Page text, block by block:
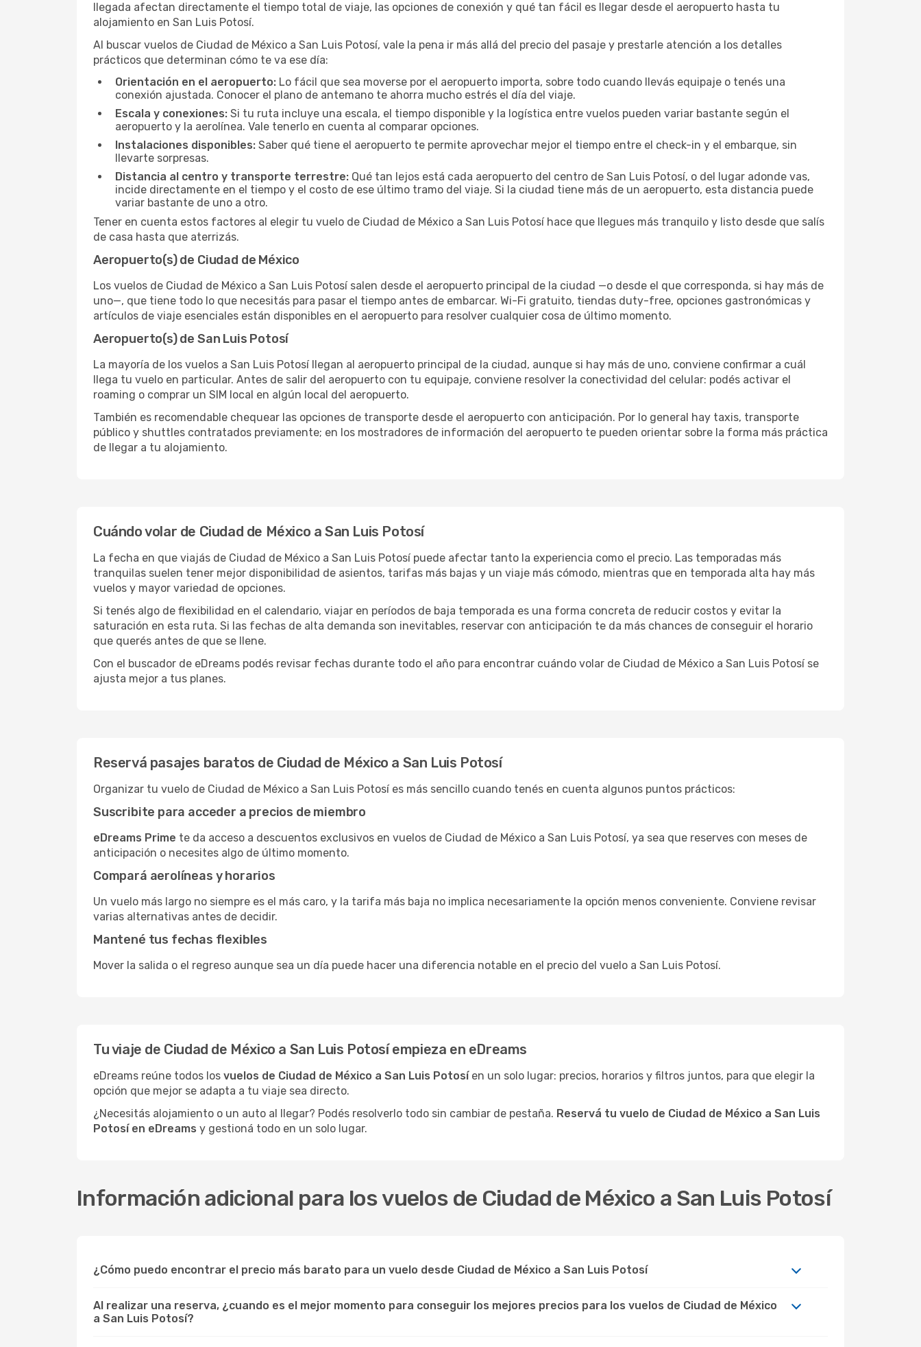
llegada afectan directamente el tiempo total de viaje, las opciones de conexión y qué tan fácil es llegar desde el aeropuerto hasta tu
alojamiento en San Luis Potosí.
Al buscar vuelos de Ciudad de México a San Luis Potosí, vale la pena ir más allá del precio del pasaje y prestarle atención a los detalles
prácticos que determinan cómo te va ese día:
Orientación en el aeropuerto: Lo fácil que sea moverse por el aeropuerto importa, sobre todo cuando llevás equipaje o tenés una
conexión ajustada. Conocer el plano de antemano te ahorra mucho estrés el día del viaje.
Escala y conexiones: Si tu ruta incluye una escala, el tiempo disponible y la logística entre vuelos pueden variar bastante según el
aeropuerto y la aerolínea. Vale tenerlo en cuenta al comparar opciones.
Instalaciones disponibles: Saber qué tiene el aeropuerto te permite aprovechar mejor el tiempo entre el check-in y el embarque, sin
llevarte sorpresas.
Distancia al centro y transporte terrestre: Qué tan lejos está cada aeropuerto del centro de San Luis Potosí, o del lugar adonde vas,
incide directamente en el tiempo y el costo de ese último tramo del viaje. Si la ciudad tiene más de un aeropuerto, esta distancia puede
variar bastante de uno a otro.
Tener en cuenta estos factores al elegir tu vuelo de Ciudad de México a San Luis Potosí hace que llegues más tranquilo y listo desde que salís
de casa hasta que aterrizás.
Aeropuerto(s) de Ciudad de México
Los vuelos de Ciudad de México a San Luis Potosí salen desde el aeropuerto principal de la ciudad —o desde el que corresponda, si hay más de
uno—, que tiene todo lo que necesitás para pasar el tiempo antes de embarcar. Wi-Fi gratuito, tiendas duty-free, opciones gastronómicas y
artículos de viaje esenciales están disponibles en el aeropuerto para resolver cualquier cosa de último momento.
Aeropuerto(s) de San Luis Potosí
La mayoría de los vuelos a San Luis Potosí llegan al aeropuerto principal de la ciudad, aunque si hay más de uno, conviene confirmar a cuál
llega tu vuelo en particular. Antes de salir del aeropuerto con tu equipaje, conviene resolver la conectividad del celular: podés activar el
roaming o comprar un SIM local en algún local del aeropuerto.
También es recomendable chequear las opciones de transporte desde el aeropuerto con anticipación. Por lo general hay taxis, transporte
público y shuttles contratados previamente; en los mostradores de información del aeropuerto te pueden orientar sobre la forma más práctica
de llegar a tu alojamiento.
Cuándo volar de Ciudad de México a San Luis Potosí
La fecha en que viajás de Ciudad de México a San Luis Potosí puede afectar tanto la experiencia como el precio. Las temporadas más
tranquilas suelen tener mejor disponibilidad de asientos, tarifas más bajas y un viaje más cómodo, mientras que en temporada alta hay más
vuelos y mayor variedad de opciones.
Si tenés algo de flexibilidad en el calendario, viajar en períodos de baja temporada es una forma concreta de reducir costos y evitar la
saturación en esta ruta. Si las fechas de alta demanda son inevitables, reservar con anticipación te da más chances de conseguir el horario
que querés antes de que se llene.
Con el buscador de eDreams podés revisar fechas durante todo el año para encontrar cuándo volar de Ciudad de México a San Luis Potosí se
ajusta mejor a tus planes.
Reservá pasajes baratos de Ciudad de México a San Luis Potosí
Organizar tu vuelo de Ciudad de México a San Luis Potosí es más sencillo cuando tenés en cuenta algunos puntos prácticos:
Suscribite para acceder a precios de miembro
eDreams Prime te da acceso a descuentos exclusivos en vuelos de Ciudad de México a San Luis Potosí, ya sea que reserves con meses de
anticipación o necesites algo de último momento.
Compará aerolíneas y horarios
Un vuelo más largo no siempre es el más caro, y la tarifa más baja no implica necesariamente la opción menos conveniente. Conviene revisar
varias alternativas antes de decidir.
Mantené tus fechas flexibles
Mover la salida o el regreso aunque sea un día puede hacer una diferencia notable en el precio del vuelo a San Luis Potosí.
Tu viaje de Ciudad de México a San Luis Potosí empieza en eDreams
eDreams reúne todos los vuelos de Ciudad de México a San Luis Potosíen un solo lugar: precios, horarios y filtros juntos, para que elegir la
opción que mejor se adapta a tu viaje sea directo.
¿Necesitás alojamiento o un auto al llegar? Podés resolverlo todo sin cambiar de pestaña. Reservá tu vuelo de Ciudad de México a San Luis
Potosí en eDreams y gestioná todo en un solo lugar.
Información adicional para los vuelos de Ciudad de México a San Luis Potosí
¿Cómo puedo encontrar el precio más barato para un vuelo desde Ciudad de México a San Luis Potosí
Al realizar una reserva, ¿cuando es el mejor momento para conseguir los mejores precios para los vuelos de Ciudad de México
a San Luis Potosí?